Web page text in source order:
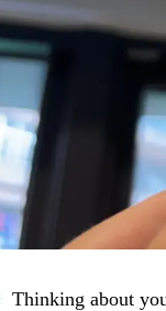
Thinking about